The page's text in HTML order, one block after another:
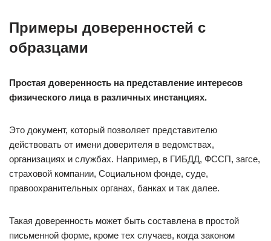
Примеры доверенностей с
образцами
Простая доверенность на представление интересов
физического лица в различных инстанциях.
Это документ, который позволяет представителю
действовать от имени доверителя в ведомствах,
организациях и службах. Например, в ГИБДД, ФССП, загсе,
страховой компании, Социальном фонде, суде,
правоохранительных органах, банках и так далее.
Такая доверенность может быть составлена в простой
письменной форме, кроме тех случаев, когда законом